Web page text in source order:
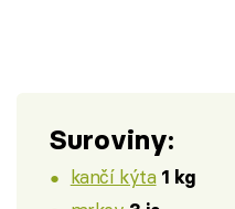
Suroviny:
kančí kýta 1 kg